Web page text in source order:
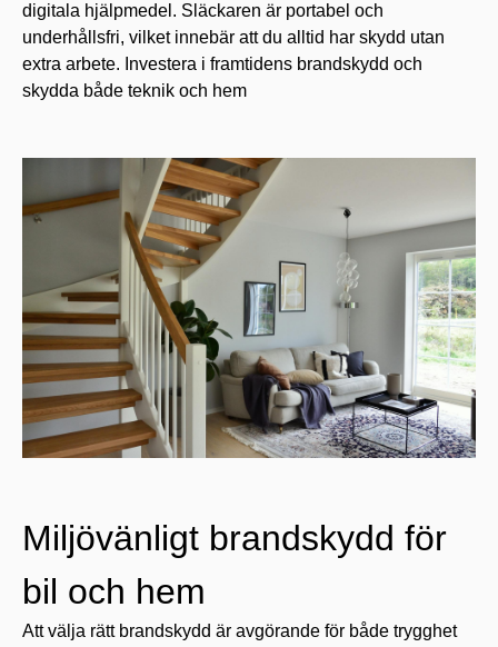
digitala hjälpmedel. Släckaren är portabel och
underhållsfri, vilket innebär att du alltid har skydd utan
extra arbete. Investera i framtidens brandskydd och
skydda både teknik och hem
Miljövänligt brandskydd för
bil och hem
Att välja rätt brandskydd är avgörande för både trygghet